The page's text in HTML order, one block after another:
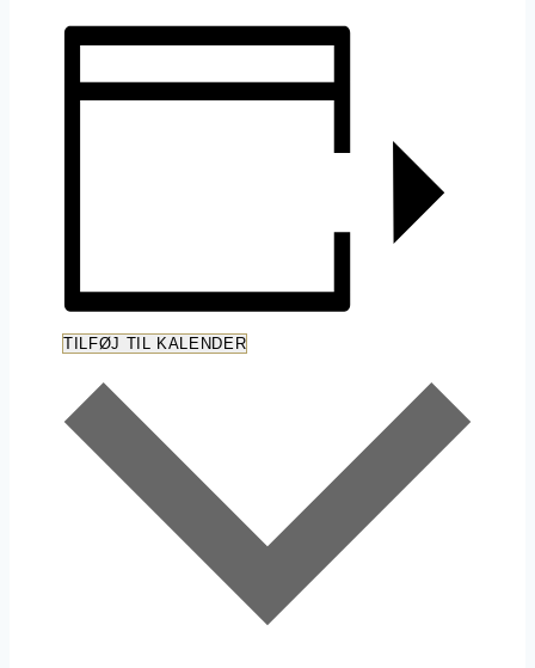
TILFØJ TIL KALENDER